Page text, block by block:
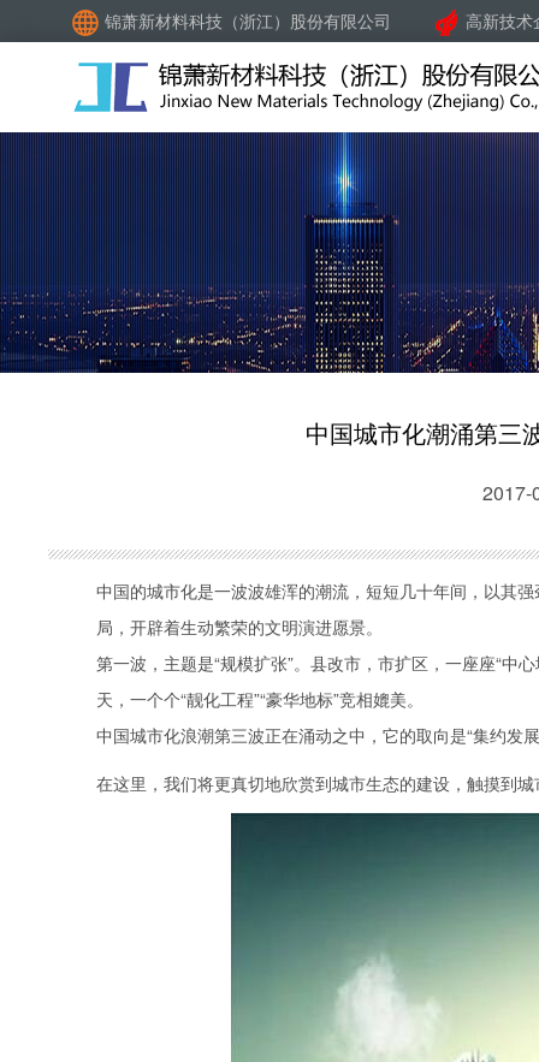
锦萧新材料科技（浙江）股份有限公司 高新技术
中国城市化潮涌第三
中国的城市化是一波波雄浑的潮流，短短几十年间，以其
局，开辟着生动繁荣的文明演进愿景。
第一波，主题是“规模扩张”。县改市，市扩区，一座座“中
天，一个个“靓化工程”“豪华地标”竞相媲美。
中国城市化浪潮第三波正在涌动之中，它的取向是“集约发
在这里，我们将更真切地欣赏到城市生态的建设，触摸到